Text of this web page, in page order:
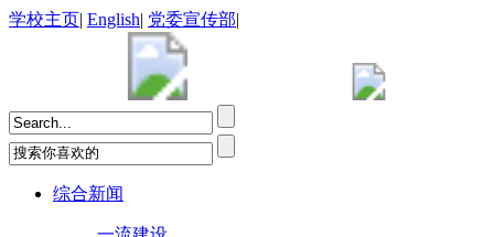
学校主页| English| 党委宣传部|
综合新闻